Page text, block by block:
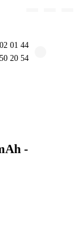
01 44
20 54
-